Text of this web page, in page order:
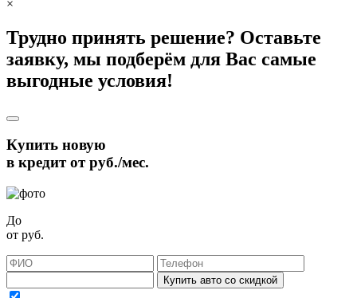
×
Трудно принять решение? Оставьте
заявку, мы подберём для Вас самые
выгодные условия!
Купить новую
в кредит отруб./мес.
До
от руб.
Купить авто со скидкой